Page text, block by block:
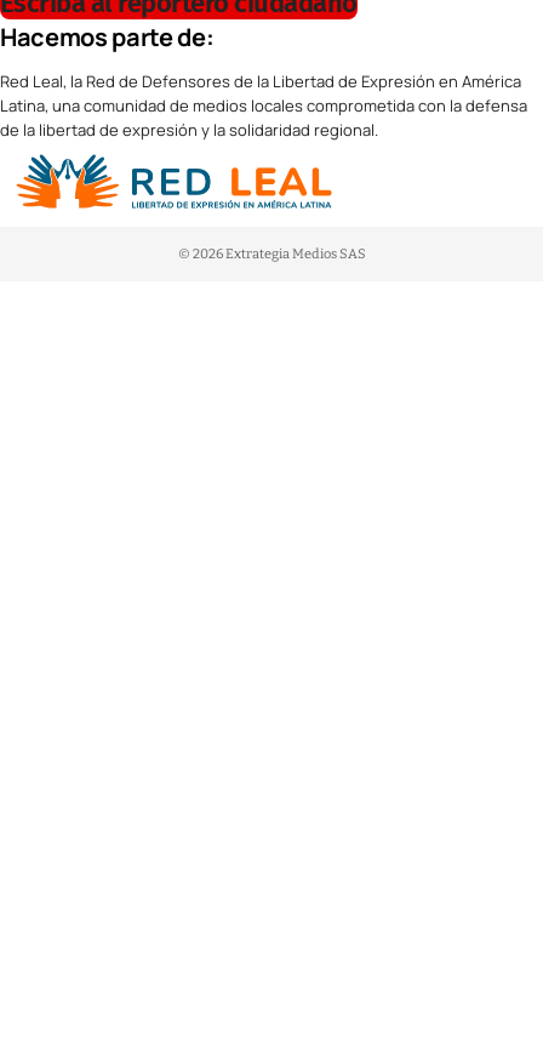
Hacemos parte de:
Red Leal, la Red de Defensores de la Libertad de Expresión en América
Latina, una comunidad de medios locales comprometida con la defensa
de la libertad de expresión y la solidaridad regional.
© 2026 Extrategia Medios SAS